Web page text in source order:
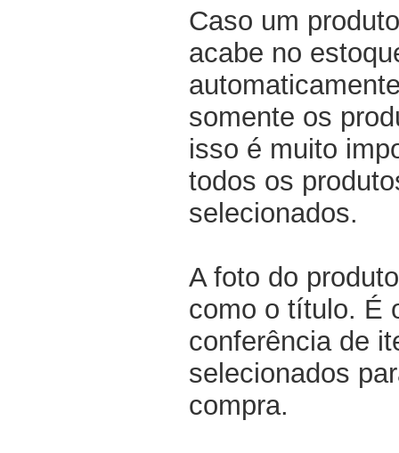
Caso um
acabe no
somente os
isso é muito
todos os
selecionados.
A foto do
como o título. É
conferência de
selecionados
compra.